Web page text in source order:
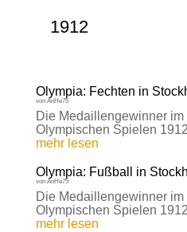
1912
Olympia: Fechten in
von AnHe75
Die Medaillengewinner
Olympischen Spielen
mehr lesen
Olympia: Fußball in
von AnHe75
Die Medaillengewinner
Olympischen Spielen
mehr lesen